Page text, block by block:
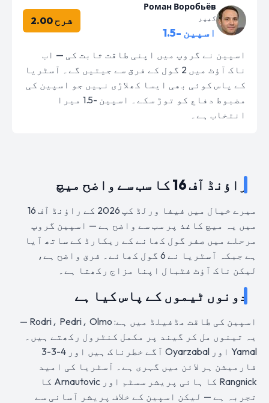
Роман Воробьёв
کیپر
اسپین -1.5
شرح 2.00
اسپین نے گروپ میں اپنی طاقت ثابت کی — اب
ناک آؤٹ میں 2 گول کے فرق سے جیتیں گے۔ آسٹریا
کے پاس کوئی بھی ایسا کھلاڑی نہیں جو اسپین کی
مضبوط دفاع کو توڑ سکے۔ اسپین -1.5 میرا
انتخاب ہے۔
راؤنڈ آف 16 کا سب سے واضح میچ
میرے خیال میں فیفا ورلڈ کپ 2026 کے راؤنڈ آف 16
میں یہ میچ کاغذ پر سب سے واضح ہے — اسپین گروپ
مرحلے میں صفر گول کھانے کے ریکارڈ کے ساتھ آیا
ہے جبکہ آسٹریا نے 6 گول کھائے۔ فرق واضح ہے،
لیکن ناک آؤٹ فٹبال اپنا مزاج رکھتا ہے۔
دونوں ٹیموں کے پاس کیا ہے
اسپین کی طاقت مڈفیلڈ میں ہے: Rodri، Pedri، Olmo —
یہ تینوں مل کر گیند پر مکمل کنٹرول رکھتے ہیں۔
Yamal اور Oyarzabal آگے خطرناک ہیں اور 4-3-3
فارمیشن ہر لائن میں گہری ہے۔ آسٹریا کی امید
Rangnick کا ہائی پریشر سسٹم اور Arnautovic کا
تجربہ ہے — لیکن اسپین کے خلاف پریشر آسانی سے